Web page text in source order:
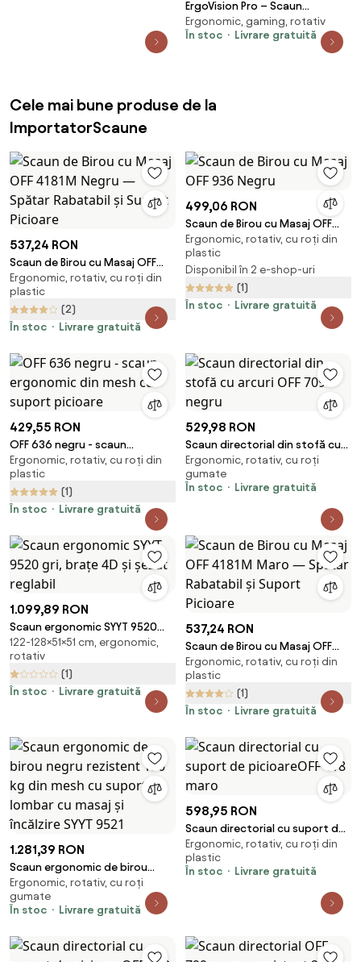
ErgoVision Pro – Scaun
Ergonomic, Suport Lombar
Reglabil, Umeras, Cotiere
Ergonomic, gaming, rotativ
În stoc
Livrare gratuită
Cele mai bune produse de la
ImportatorScaune
537,24 RON
Scaun de Birou cu Masaj OFF
4181M Negru — Spătar
Rabatabil și Suport Picioare
Ergonomic, rotativ, cu roți din
plastic
(2)
În stoc
Livrare gratuită
499,06 RON
Scaun de Birou cu Masaj OFF
936 Negru
Ergonomic, rotativ, cu roți din
plastic
Disponibil în 2 e-shop-uri
(1)
În stoc
Livrare gratuită
429,55 RON
OFF 636 negru - scaun
ergonomic din mesh cu suport
picioare
Ergonomic, rotativ, cu roți din
plastic
(1)
În stoc
Livrare gratuită
529,98 RON
Scaun directorial din stofă cu
arcuri OFF 709 negru
Ergonomic, rotativ, cu roți
gumate
În stoc
Livrare gratuită
1.099,89 RON
Scaun ergonomic SYYT 9520
gri, brațe 4D și șezut reglabil
122-128×51×51 cm, ergonomic,
rotativ
(1)
În stoc
Livrare gratuită
537,24 RON
Scaun de Birou cu Masaj OFF
4181M Maro — Spătar Rabatabil
și Suport Picioare
Ergonomic, rotativ, cu roți din
plastic
(1)
În stoc
Livrare gratuită
1.281,39 RON
Scaun ergonomic de birou
negru rezistent 150 kg din mesh
cu suport lombar cu masaj și
încălzire SYYT 9521
Ergonomic, rotativ, cu roți
gumate
În stoc
Livrare gratuită
598,95 RON
Scaun directorial cu suport de
picioareOFF 418 maro
Ergonomic, rotativ, cu roți din
plastic
În stoc
Livrare gratuită